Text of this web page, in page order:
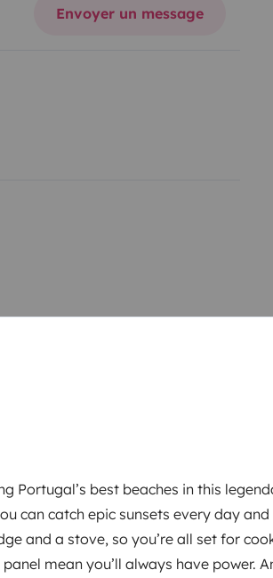
Portugal’s best beaches in this
can catch epic sunsets every day
and a stove, so you’re all set for
mean you’ll always have power.
Envoyer un message